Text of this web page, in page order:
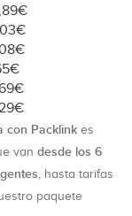
con Packlink es
van desde los 6
, hasta tarifas
paquete